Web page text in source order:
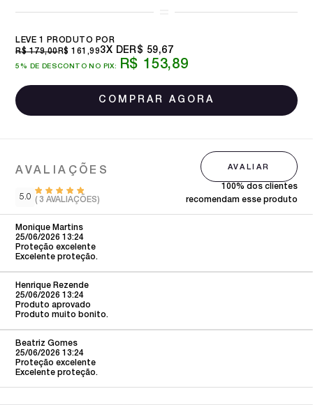
LEVE 1 PRODUTO
R$ 179,00R$ 161,99
5% DE DESCONTO NO PIX: R$ 153,89
3X R$ 59,67
5.0 ( 3 AVALIAÇÕES)
100% dos clientes
recomendam esse produto
Monique Martins
25/06/2026 13:24
Proteção excelente
Excelente proteção.
Henrique Rezende
25/06/2026 13:24
Produto aprovado
Produto muito bonito.
Beatriz Gomes
25/06/2026 13:24
Proteção excelente
Excelente proteção.